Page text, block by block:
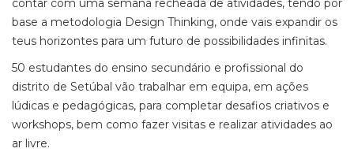
contar com uma semana recheada de atividades, tendo por
base a metodologia Design Thinking, onde vais expandir os
teus horizontes para um futuro de possibilidades infinitas.
50 estudantes do ensino secundário e profissional do
distrito de Setúbal vão trabalhar em equipa, em ações
lúdicas e pedagógicas, para completar desafios criativos e
workshops, bem como fazer visitas e realizar atividades ao
ar livre.